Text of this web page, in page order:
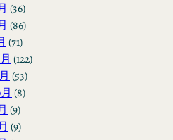
(36)
(86)
(71)
(122)
(53)
(8)
(9)
(9)